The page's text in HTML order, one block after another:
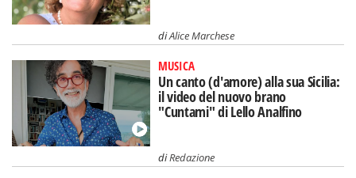
diAlice Marchese
MUSICA
Un canto (d'amore) alla sua Sicilia:
il video del nuovo brano
"Cuntami" di Lello Analfino
diRedazione